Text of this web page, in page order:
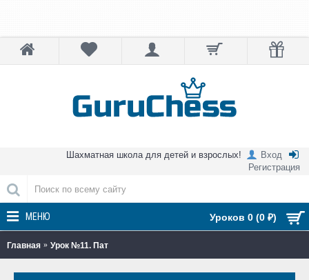
Шахматная школа для детей и взрослых!
Вход
Регистрация
Уроков 0 (0 ₽)
МЕНЮ
Главная Урок №11. Пат